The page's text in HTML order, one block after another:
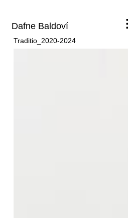
Dafne Baldoví
Traditio_2020-2024